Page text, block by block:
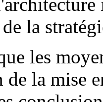
la
les
la mise